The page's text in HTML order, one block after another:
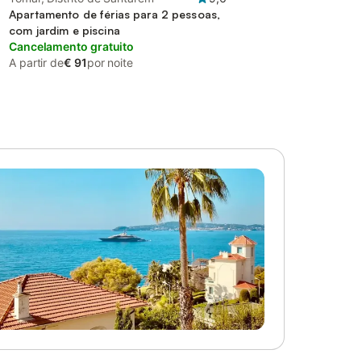
Apartamento de férias para 2 pessoas,
com jardim e piscina
Cancelamento gratuito
A partir de€ 91por noite